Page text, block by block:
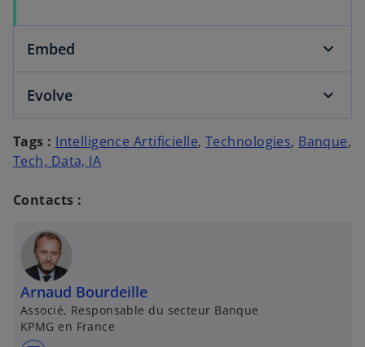
Embed
Evolve
Tags : Intelligence Artificielle, Technologies, Banque,
Tech, Data, IA
Contacts :
Arnaud Bourdeille
Associé, Responsable du secteur Banque
KPMG en France